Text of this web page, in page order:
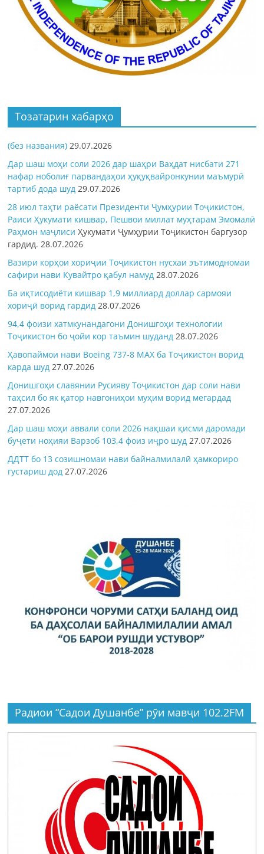
Тозатарин хабарҳо
(без названия) 29.07.2026
Дар шаш моҳи соли 2026 дар шаҳри Ваҳдат нисбати 271
нафар ноболиғ парвандаҳои ҳуқуқвайронкунии маъмурӣ
тартиб дода шуд 29.07.2026
28 июл таҳти раёсати Президенти Ҷумҳурии Тоҷикистон,
Раиси Ҳукумати кишвар, Пешвои миллат муҳтарам Эмомалӣ
Раҳмон маҷлисиҲукумати Ҷумҳурии Тоҷикистон баргузор
гардид.28.07.2026
Вазири корҳои хориҷии Тоҷикистон нусхаи эътимодномаи
сафири нави Кувайтро қабул намуд 28.07.2026
Ба иқтисодиёти кишвар 1,9 миллиард доллар сармояи
хориҷӣ ворид гардид 28.07.2026
94,4 фоизи хатмкунандагони Донишгоҳи технологии
Тоҷикистон бо ҷойи кор таъмин шуданд 28.07.2026
Ҳавопаймои нави Boeing 737-8 MAX ба Тоҷикистон ворид
карда шуд 27.07.2026
Донишгоҳи славянии Русияву Тоҷикистон дар соли нави
таҳсил бо як қатор навгониҳои муҳим ворид мегардад
27.07.2026
Дар шаш моҳи аввали соли 2026 нақшаи қисми даромади
буҷети ноҳияи Варзоб 103,4 фоиз иҷро шуд 27.07.2026
ДДТТ бо 13 созишномаи нави байналмилалӣ ҳамкориро
густариш дод 27.07.2026
Радиои “Садои Душанбе” рӯи мавҷи 102.2FM